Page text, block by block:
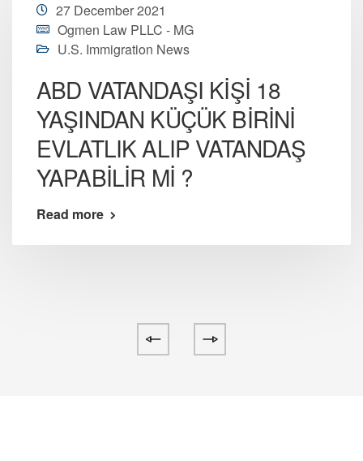
27 December 2021
Ogmen Law PLLC - MG
U.S. Immigration News
ABD VATANDAŞI KİŞİ 18
YAŞINDAN KÜÇÜK BİRİNİ
EVLATLIK ALIP VATANDAŞ
YAPABİLİR Mİ ?
Read more